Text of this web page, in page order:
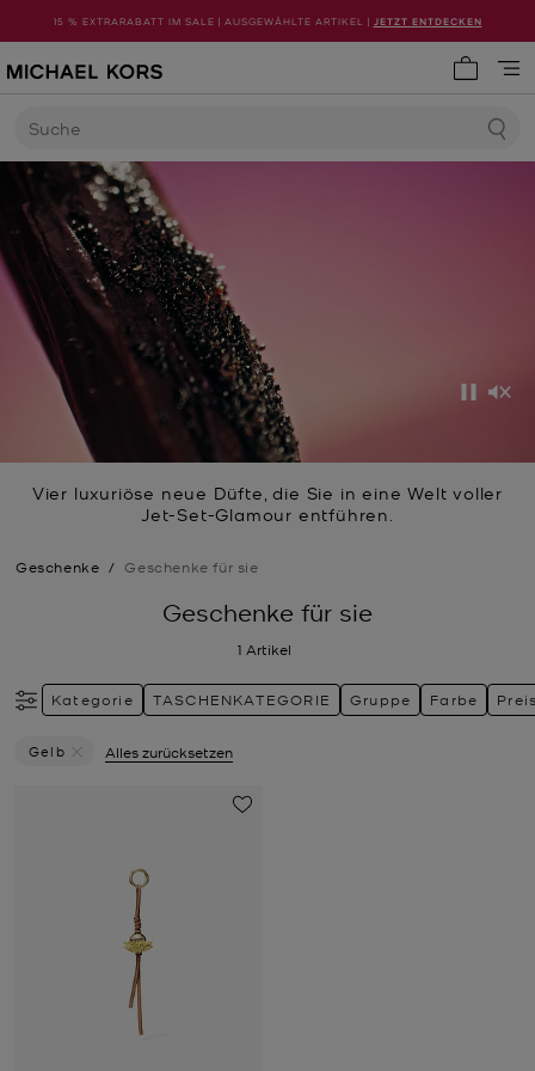
15 % EXTRARABATT IM SALE | AUSGEWÄHLTE ARTIKEL | JETZT ENTDECKEN
Suche
Vier luxuriöse neue Düfte, die Sie in eine Welt voller
Jet-Set-Glamour entführen.
Geschenke / Geschenke für sie
Geschenke für sie
1 Artikel
Kategorie TASCHENKATEGORIE Gruppe Farbe
Gelb
Alles zurücksetzen